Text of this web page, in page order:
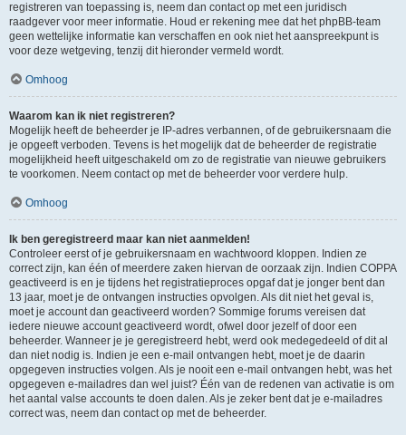
registreren van toepassing is, neem dan contact op met een juridisch
raadgever voor meer informatie. Houd er rekening mee dat het phpBB-team
geen wettelijke informatie kan verschaffen en ook niet het aanspreekpunt is
voor deze wetgeving, tenzij dit hieronder vermeld wordt.
Omhoog
Waarom kan ik niet registreren?
Mogelijk heeft de beheerder je IP-adres verbannen, of de gebruikersnaam die
je opgeeft verboden. Tevens is het mogelijk dat de beheerder de registratie
mogelijkheid heeft uitgeschakeld om zo de registratie van nieuwe gebruikers
te voorkomen. Neem contact op met de beheerder voor verdere hulp.
Omhoog
Ik ben geregistreerd maar kan niet aanmelden!
Controleer eerst of je gebruikersnaam en wachtwoord kloppen. Indien ze
correct zijn, kan één of meerdere zaken hiervan de oorzaak zijn. Indien COPPA
geactiveerd is en je tijdens het registratieproces opgaf dat je jonger bent dan
13 jaar, moet je de ontvangen instructies opvolgen. Als dit niet het geval is,
moet je account dan geactiveerd worden? Sommige forums vereisen dat
iedere nieuwe account geactiveerd wordt, ofwel door jezelf of door een
beheerder. Wanneer je je geregistreerd hebt, werd ook medegedeeld of dit al
dan niet nodig is. Indien je een e-mail ontvangen hebt, moet je de daarin
opgegeven instructies volgen. Als je nooit een e-mail ontvangen hebt, was het
opgegeven e-mailadres dan wel juist? Één van de redenen van activatie is om
het aantal valse accounts te doen dalen. Als je zeker bent dat je e-mailadres
correct was, neem dan contact op met de beheerder.